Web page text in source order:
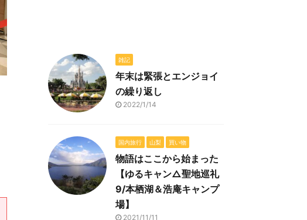
雑記
年末は緊張とエンジョイ
の繰り返し
2022/1/14
国内旅行 山梨 買い物
物語はここから始まった
【ゆるキャン△聖地巡礼
9/本栖湖＆浩庵キャンプ
場】
2021/11/11